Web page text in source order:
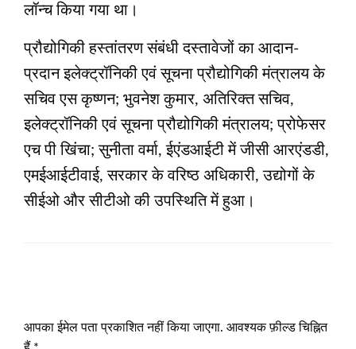
लॉन्च किया गया था।
प्रौद्योगिकी हस्तांतरण संबंधी दस्तावेजों का आदान-
प्रदान इलेक्ट्रॉनिकी एवं सूचना प्रौद्योगिकी मंत्रालय के
सचिव एस कृष्णन; भुवनेश कुमार, अतिरिक्त सचिव,
इलेक्ट्रॉनिकी एवं सूचना प्रौद्योगिकी मंत्रालय; प्रोफेसर
एच पी खिंचा; सुनीता वर्मा, ईएंडआईटी में जीसी आरएंडडी,
एमईआईटीवाई, सरकार के वरिष्ठ अधिकारी, उद्योगों के
सीईओ और सीटीओ की उपस्थिति में हुआ।
आपका ईमेल पता प्रकाशित नहीं किया जाएगा. आवश्यक फ़ील्ड चिह्नित